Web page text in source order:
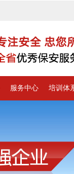
服务中心 培训体